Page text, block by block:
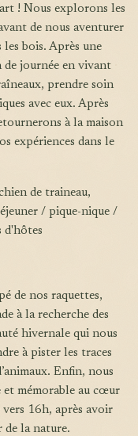
! Nous explorons les
de nous aventurer
bois. Après une
de journée en vivant
prendre soin
avec eux. Après
à la maison
expériences dans le
/ pique-nique /
d'hôtes
à la recherche des
hivernale qui nous
à pister les traces
Enfin, nous
et mémorable au cœur
16h, après avoir
de la nature.